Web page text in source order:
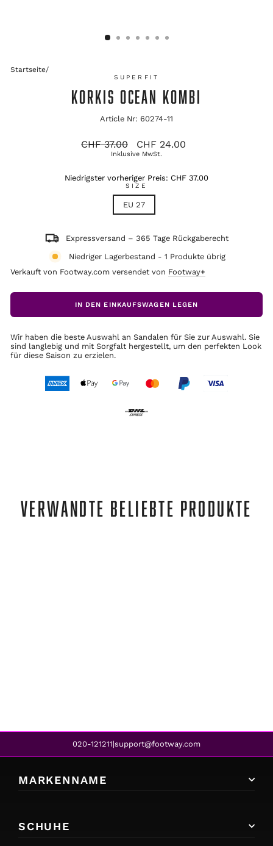
Startseite/
SUPERFIT
KORKIS OCEAN KOMBI
Article Nr: 60274-11
Ursprünglicher
CHF 37.00 Verkaufspreis
CHF 24.00
Inklusive MwSt.
Niedrigster vorheriger Preis: CHF 37.00
SIZE
EU 27
Expressversand – 365 Tage Rückgaberecht
Niedriger Lagerbestand - 1 Produkte übrig
Verkauft von Footway.com versendet von Footway+
IN DEN EINKAUFSWAGEN LEGEN
Wir haben die beste Auswahl an Sandalen für Sie zur Auswahl. Sie
sind langlebig und mit Sorgfalt hergestellt, um den perfekten Look
für diese Saison zu erzielen.
VERWANDTE BELIEBTE PRODUKTE
020-121211|support@footway.com
MARKENNAME
SCHUHE